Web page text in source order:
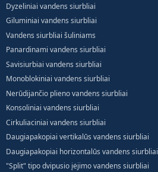
Dyzeliniai vandens siurbliai
Giluminiai vandens siurbliai
Vandens siurbliai šuliniams
Panardinami vandens siurbliai
Savisiurbiai vandens siurbliai
Monoblokiniai vandens siurbliai
Nerūdijančio plieno vandens siurbliai
Konsoliniai vandens siurbliai
Cirkuliaciniai vandens siurbliai
Daugiapakopiai vertikalūs vandens siurbliai
Daugiapakopiai horizontalūs vandens siurbliai
"Split" tipo dvipusio įėjimo vandens siurbliai